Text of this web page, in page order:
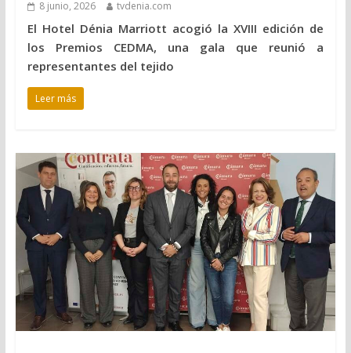
8 junio, 2026 tvdenia.com
El Hotel Dénia Marriott acogió la XVIII edición de
los Premios CEDMA, una gala que reunió a
representantes del tejido
Leer más